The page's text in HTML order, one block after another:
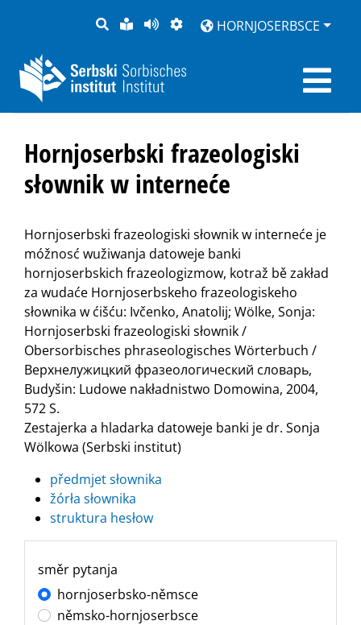
PYTANJE
LOCHKA
RĚČ
STRONU
PŘEDČITAĆ
ZWOBRAZNJENJE
HORNJOSERBSCE
Hornjoserbski frazeologiski
słownik w interneće
Hornjoserbski frazeologiski słownik w interneće je
móžnosć wužiwanja datoweje banki
hornjoserbskich frazeologizmow, kotraž bě zakład
za wudaće Hornjoserbskeho frazeologiskeho
słownika w ćišću: Ivčenko, Anatolij; Wölke, Sonja:
Hornjoserbski frazeologiski słownik /
Obersorbisches phraseologisches Wörterbuch /
Верхнелужицкий фразеологический словарь,
Budyšin: Ludowe nakładnistwo Domowina, 2004,
572 S.
Zestajerka a hladarka datoweje banki je dr. Sonja
Wölkowa (Serbski institut)
předmjet słownika
žórła słownika
struktura hesłow
směr pytanja
hornjoserbsko-němsce
němsko-hornjoserbsce